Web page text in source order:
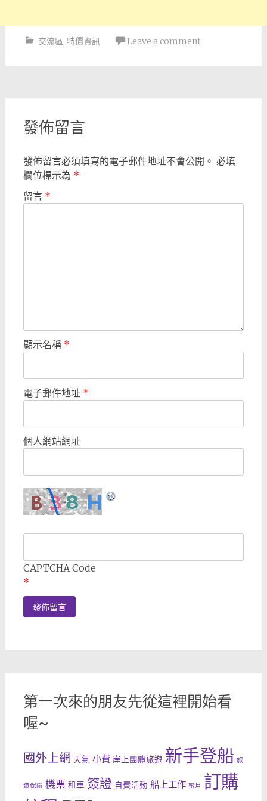
交流區, 特價資訊 Leave a comment
navigation
發佈留言
發佈留言必須填寫的電子郵件地址不會公開。 必填
欄位標示為 *
留言 *
顯示名稱 *
電子郵件地址 *
個人網站網址
CAPTCHA Code
*
第一次來的朋友先從這裡開始看
喔~
國外上網 天氣 小費 岸上團體旅遊 新手登船 旅
遊保險 機票 租車 簽證 自費活動 船上工作 蜜月 訂購